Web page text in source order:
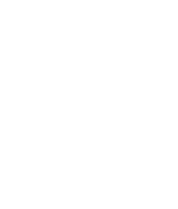
der Rosen­kreuzer
sowie die
aus der Luft
von Politik, Justiz,
Blut­linien und die
seine